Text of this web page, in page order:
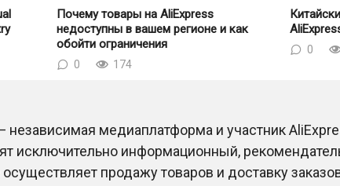
Почему товары на AliExpress
недоступны в вашем регионе и как
обойти ограничения
0 174
0
медиаплатформа и участник
исключительно информационный,
продажу товаров и доставку